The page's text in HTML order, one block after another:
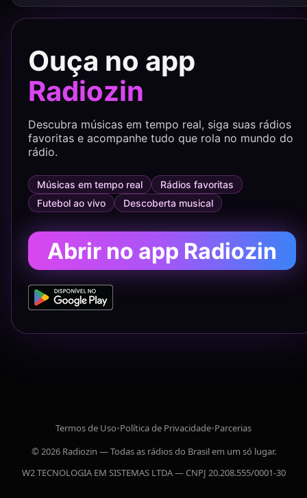
Ouça no app
Radiozin
Descubra músicas em tempo real, siga suas rádios
favoritas e acompanhe tudo que rola no mundo do
rádio.
Músicas em tempo real
Rádios favoritas
Futebol ao vivo
Descoberta musical
Abrir no app Radiozin
Termos de Uso•Política de Privacidade•Parcerias
© 2026 Radiozin — Todas as rádios do Brasil em um só lugar.
W2 TECNOLOGIA EM SISTEMAS LTDA — CNPJ 20.208.555/0001-30